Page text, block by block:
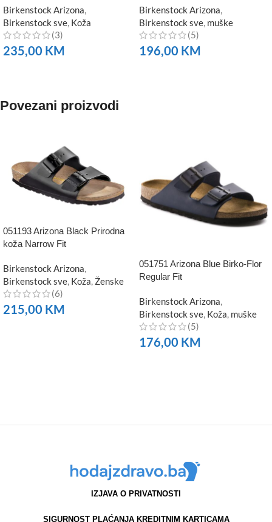
Birkenstock Arizona
Birkenstock sve Koža
(3)
235,00 KM
Birkenstock Arizona
Birkenstock sve muške
(5)
196,00 KM
Povezani proizvodi
051193 Arizona Black Prirodna
koža Narrow Fit
Birkenstock Arizona,
Birkenstock sve, Koža, Ženske
(6)
215,00 KM
051751 Arizona Blue Birko-Flor
Regular Fit
Birkenstock Arizona
Birkenstock sve Koža muške
(5)
176,00 KM
IZJAVA O PRIVATNOSTI
SIGURNOST PLAĆANJA KREDITNIM KARTICAMA